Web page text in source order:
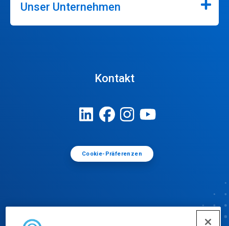
Unser Unternehmen
Kontakt
Cookie-Präferenzen